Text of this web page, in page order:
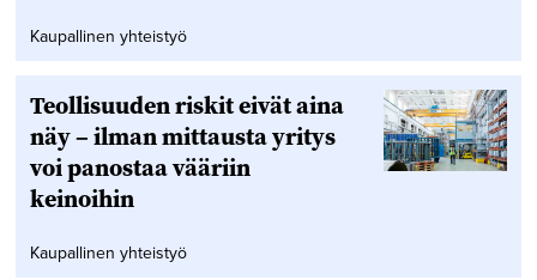
Kaupallinen yhteistyö
Teollisuuden riskit eivät aina
näy – ilman mittausta yritys
voi panostaa vääriin
keinoihin
Kaupallinen yhteistyö